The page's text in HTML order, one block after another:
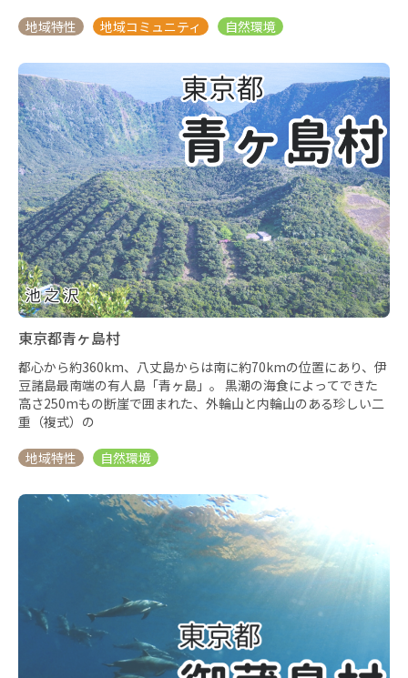
東京都青ヶ島村
都心から約360km、八丈島からは南に約70kmの位置にあり、伊
豆諸島最南端の有人島「青ヶ島」。 黒潮の海食によってできた
高さ250mもの断崖で囲まれた、外輪山と内輪山のある珍しい二
重（複式）の